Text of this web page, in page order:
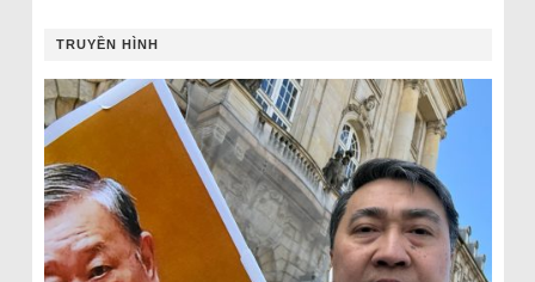
TRUYỀN HÌNH